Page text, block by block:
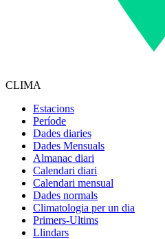
CLIMA
Estacions
Període
Dades diaries
Dades Mensuals
Almanac diari
Calendari diari
Calendari mensual
Dades normals
Climatologia per un dia
Primers-Ultims
Llindars